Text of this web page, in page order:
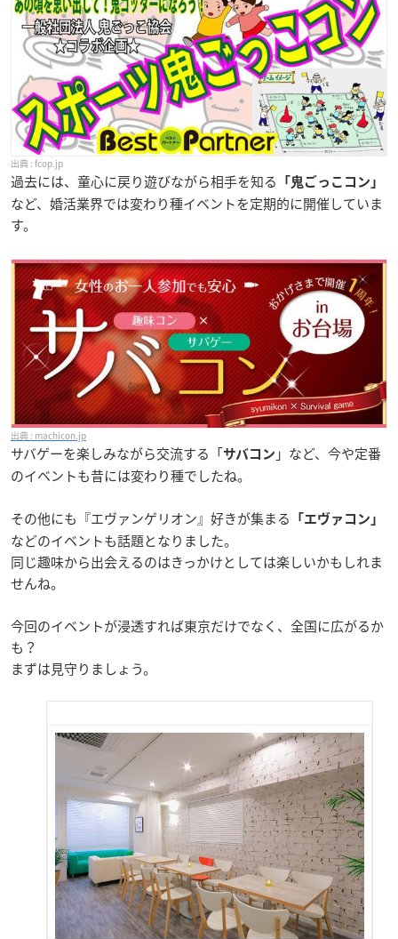
fcop.jp
過去には、童心に戻り遊びながら相手を知る 「鬼ごっこコン」
など、婚活業界では変わり種イベントを定期的に開催していま
す。
machicon.jp
サバゲーを楽しみながら交流する「サバコン 」など、今や定番
のイベントも昔には変わり種でしたね。
その他にも『エヴァンゲリオン』好きが集まる 「エヴァコン」
などのイベントも話題となりました。
同じ趣味から出会えるのはきっかけとしては楽しいかもしれま
せんね。
今回のイベントが浸透すれば東京だけでなく、全国に広がるか
も？
まずは見守りましょう。